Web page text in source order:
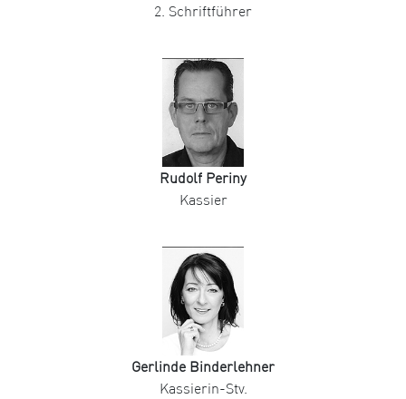
2. Schriftführer
Rudolf Periny
Kassier
Gerlinde Binderlehner
Kassierin-Stv.